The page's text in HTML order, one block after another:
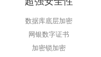
数据库底层加密
网银数字证书
加密锁加密